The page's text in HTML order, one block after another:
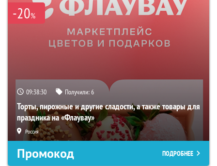
-20%
09:38:29 Получили:6
Торты, пирожные и другие сладости, а также товары для
праздника на «Флаувау»
Россия
Промокод ПОДРОБНЕЕ